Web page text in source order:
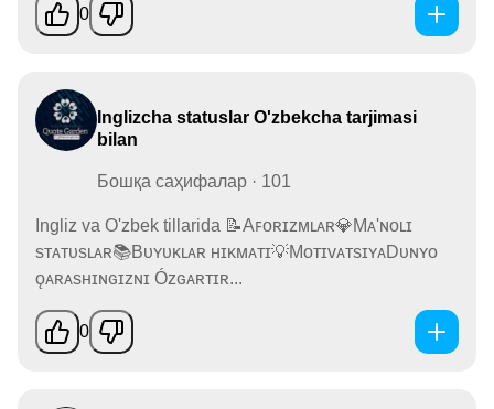
0
Inglizcha statuslar O'zbekcha tarjimasi
bilan
Бошқа саҳифалар · 101
Ingliz va O'zbek tillarida 📝Aꜰᴏʀɪᴢᴍʟᴀʀ💎Mᴀ'ɴᴏʟɪ
sᴛᴀᴛᴜsʟᴀʀ📚Bᴜʏᴜᴋʟᴀʀ ʜɪᴋᴍᴀᴛɪ💡MᴏᴛɪᴠᴀᴛsɪʏᴀDᴜɴʏᴏ
ǫᴀʀᴀsʜɪɴɢɪᴢɴɪ Óᴢɢᴀʀᴛɪʀ...
0